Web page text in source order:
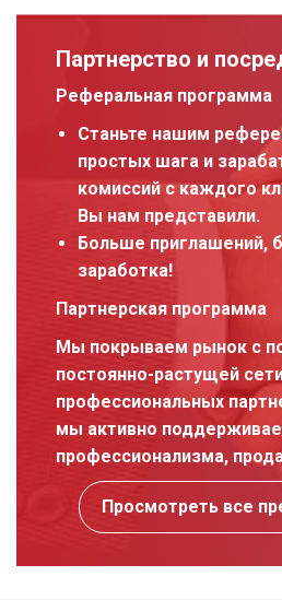
Партнерство и
Реферальная программа
Станьте нашим
простых шага и
комиссий с каждого
Вы нам представили.
Больше приглашений,
заработка!
Партнерская программа
Мы покрываем рынок с
постоянно-растущей
профессиональных
мы активно
профессионализма,
Просмотреть все